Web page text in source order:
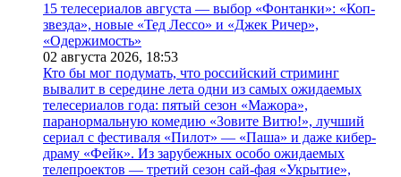
15 телесериалов августа — выбор «Фонтанки»: «Коп-
звезда», новые «Тед Лессо» и «Джек Ричер»,
«Одержимость»
02 августа 2026, 18:53
Кто бы мог подумать, что российский стриминг
вывалит в середине лета одни из самых ожидаемых
телесериалов года: пятый сезон «Мажора»,
паранормальную комедию «Зовите Витю!», лучший
сериал с фестиваля «Пилот» — «Паша» и даже кибер-
драму «Фейк». Из зарубежных особо ожидаемых
телепроектов — третий сезон сай-фая «Укрытие»,